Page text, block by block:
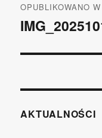
wpisu
OPUBLIKOWANO W
AKTUALNOŚCI